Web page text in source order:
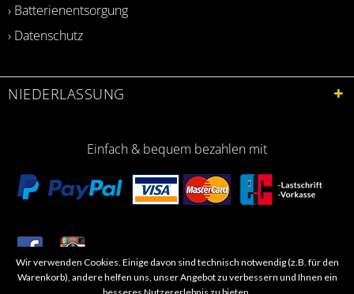
› Batterienentsorgung
› Datenschutz
NIEDERLASSUNG
Einfach & bequem bezahlen mit
​Letzte Aktualisierung: 06.2026
Wir verwenden Cookies. Einige davon sind technisch notwendig (z.B. für den
Warenkorb), andere helfen uns, unser Angebot zu verbessern und Ihnen ein